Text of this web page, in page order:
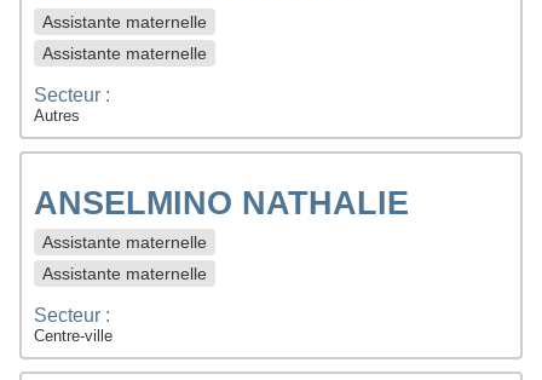
Assistante maternelle
Assistante maternelle
Secteur :
Autres
ANSELMINO NATHALIE
Assistante maternelle
Assistante maternelle
Secteur :
Centre-ville